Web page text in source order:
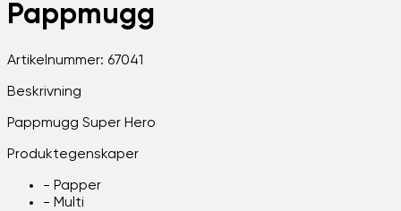
Pappmugg
Artikelnummer: 67041
Beskrivning
Pappmugg Super Hero
Produktegenskaper
- Papper
- Multi